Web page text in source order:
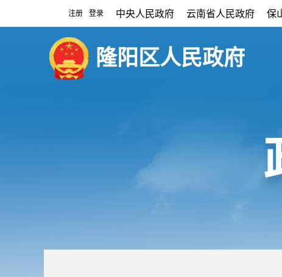
注册 登录 中央人民政府 云南省人民政府 保
隆阳区人民政府